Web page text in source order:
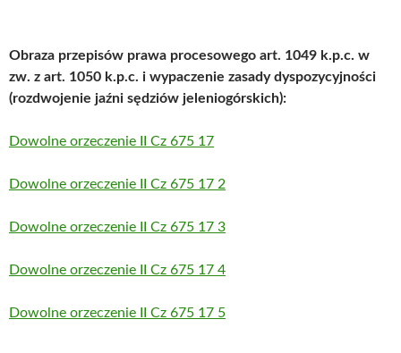
Obraza przepisów prawa procesowego art. 1049 k.p.c. w
zw. z art. 1050 k.p.c. i wypaczenie zasady dyspozycyjności
(rozdwojenie jaźni sędziów jeleniogórskich):
Dowolne orzeczenie II Cz 675 17
Dowolne orzeczenie II Cz 675 17 2
Dowolne orzeczenie II Cz 675 17 3
Dowolne orzeczenie II Cz 675 17 4
Dowolne orzeczenie II Cz 675 17 5